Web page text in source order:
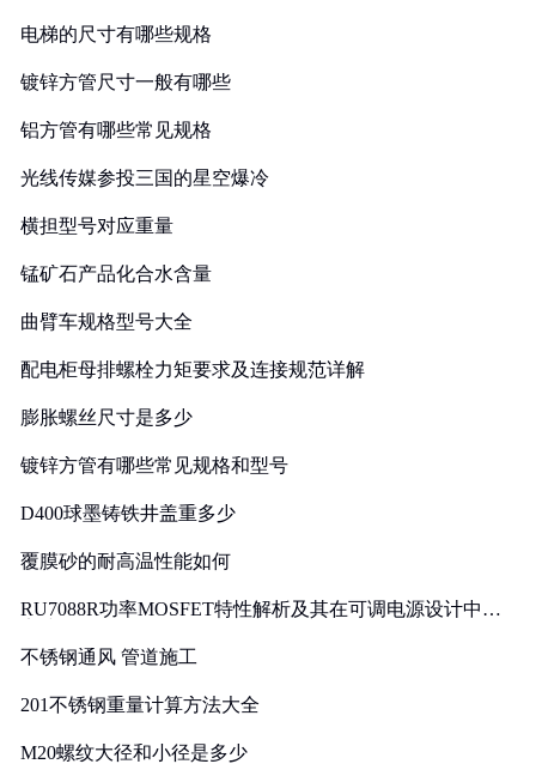
电梯的尺寸有哪些规格
镀锌方管尺寸一般有哪些
铝方管有哪些常见规格
光线传媒参投三国的星空爆冷
横担型号对应重量
锰矿石产品化合水含量
曲臂车规格型号大全
配电柜母排螺栓力矩要求及连接规范详解
膨胀螺丝尺寸是多少
镀锌方管有哪些常见规格和型号
D400球墨铸铁井盖重多少
覆膜砂的耐高温性能如何
RU7088R功率MOSFET特性解析及其在可调电源设计中的
不锈钢通风 管道施工
201不锈钢重量计算方法大全
M20螺纹大径和小径是多少